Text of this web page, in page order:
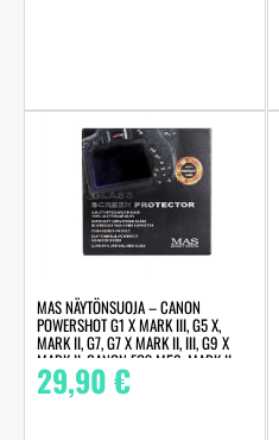
MAS NÄYTÖNSUOJA – CANON
POWERSHOT G1 X MARK III, G5 X,
MARK II, G7, G7 X MARK II, III, G9 X
MARK II, CANON EOS M50, MARK II,
EOS RP, FUJIFILM X-A3, OLYMPUS OM-
D E-M1X, PANASONIC LUMIX DC-G9,
29,90€